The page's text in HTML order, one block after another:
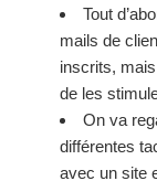
Tout
mails de
inscrits,
de les
On va
différentes
avec un site